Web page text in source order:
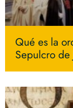
Qué es la
Sepulcro de